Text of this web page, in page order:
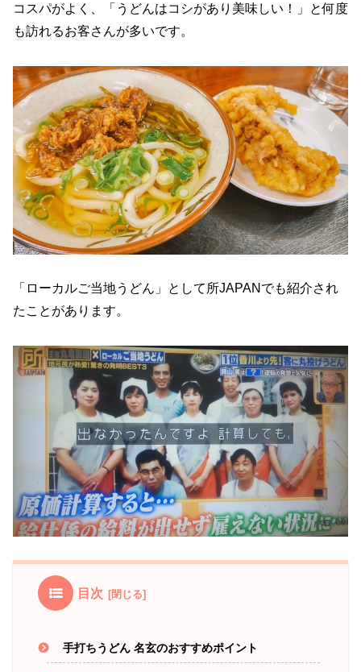
コスパがよく、「うどんはコシがあり美味しい！」と何度
も訪れるお客さんが多いです。
「ローカルご当地うどん」として所JAPANでも紹介され
たことがあります。
目次
手打ちうどん 名玄のおすすめポイント